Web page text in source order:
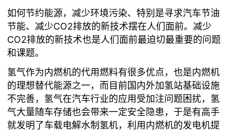
如何节约能源，减少环境污染、特别是寻求汽车节油
节能、减少CO2排放的新技术摆在人们 面前。减少
CO2排放的新技术也是人们面前最迫切最重要的问题
和课题。
氢气作为内燃机的代用燃料有很多优点，也是内燃机
的理想替代能源之一，而目前国内外加氢站基础设施
不完善，氢气在汽车行业的应用受加注问题困扰，氢
气大量随车存储也会带来一定安全隐患，于是有高手
就发明了车载电解水制氢机，利用内燃机的发电机提